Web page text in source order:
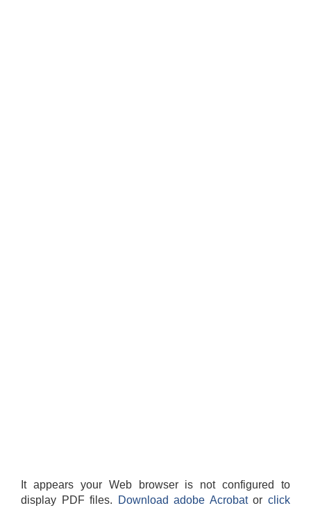
It appears your Web browser is not configured to
display PDF files.
Download adobe Acrobatorclick